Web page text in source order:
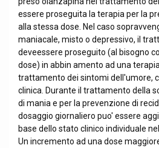
essere proseguita la terapia per la
alla stessa dose. Nel caso
maniacale, misto o depressivo, il
deveessere proseguito (al bisogno
dose) in abbin amento ad una
trattamento dei sintomi dell'umore,
clinica. Durante il trattamento della
di mania e per la prevenzione di
dosaggio giornaliero puo' essere
base dello stato clinico individuale
Un incremento ad una dose